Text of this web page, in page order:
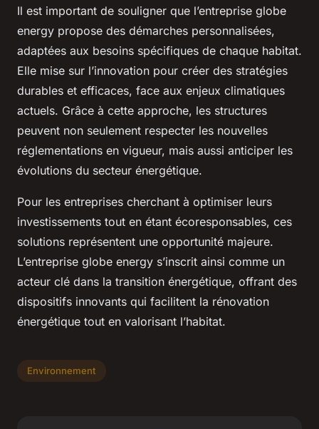
Il est important de souligner que l’entreprise globe
energy propose des démarches personnalisées,
adaptées aux besoins spécifiques de chaque habitat.
Elle mise sur l’innovation pour créer des stratégies
durables et efficaces, face aux enjeux climatiques
actuels. Grâce à cette approche, les structures
peuvent non seulement respecter les nouvelles
réglementations en vigueur, mais aussi anticiper les
évolutions du secteur énergétique.
Pour les entreprises cherchant à optimiser leurs
investissements tout en étant écoresponsables, ces
solutions représentent une opportunité majeure.
L’entreprise globe energy s’inscrit ainsi comme un
acteur clé dans la transition énergétique, offrant des
dispositifs innovants qui facilitent la rénovation
énergétique tout en valorisant l’habitat.
Environnement